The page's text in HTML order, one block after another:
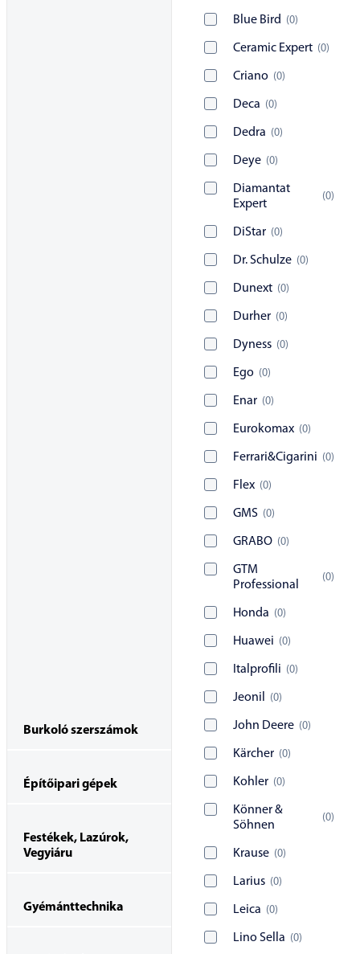
Blue Bird (0)
Ceramic Expert (0)
Criano (0)
Deca (0)
Dedra (0)
Deye (0)
Diamantat
Expert
(0)
DiStar (0)
Dr. Schulze (0)
Dunext (0)
Durher (0)
Dyness (0)
Ego (0)
Enar (0)
Eurokomax (0)
Ferrari&Cigarini (0)
Flex (0)
GMS (0)
GRABO (0)
GTM
Professional
(0)
Honda (0)
Huawei (0)
Italprofili (0)
Jeonil (0)
John Deere (0)
Kärcher (0)
Kohler (0)
Könner &
Söhnen
(0)
Krause (0)
Larius (0)
Leica (0)
Lino Sella (0)
Burkoló szerszámok
Építőipari gépek
Festékek, Lazúrok,
Vegyiáru
Gyémánttechnika